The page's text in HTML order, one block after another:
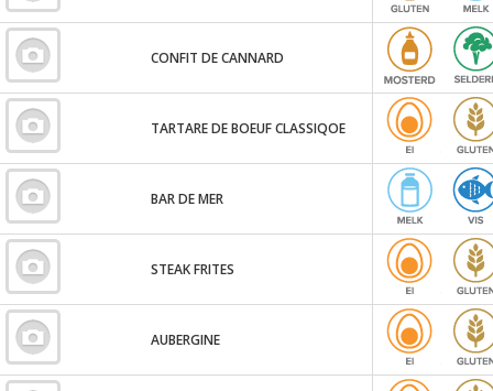
CONFIT DE CANNARD
TARTARE DE BOEUF CLASSIQOE
BAR DE MER
STEAK FRITES
AUBERGINE